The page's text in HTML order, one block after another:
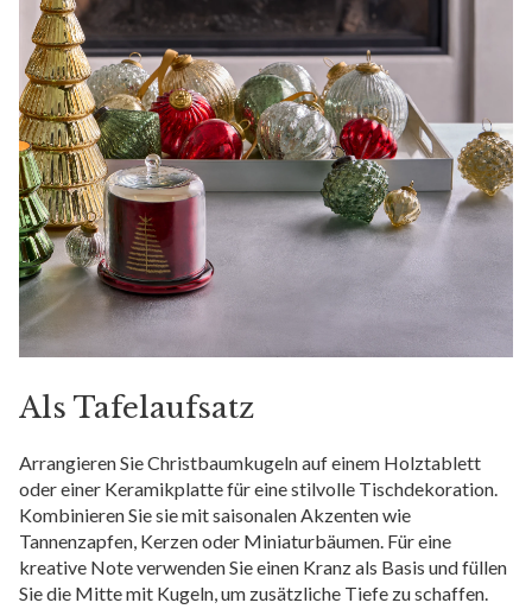
Als Tafelaufsatz
Arrangieren Sie Christbaumkugeln auf einem Holztablett
oder einer Keramikplatte für eine stilvolle Tischdekoration.
Kombinieren Sie sie mit saisonalen Akzenten wie
Tannenzapfen, Kerzen oder Miniaturbäumen. Für eine
kreative Note verwenden Sie einen Kranz als Basis und füllen
Sie die Mitte mit Kugeln, um zusätzliche Tiefe zu schaffen.